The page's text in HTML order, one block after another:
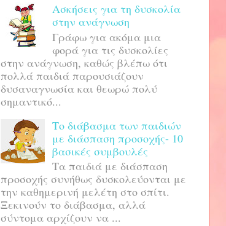
Ασκήσεις για τη δυσκολία
στην ανάγνωση
Γράφω για ακόμα μια
φορά για τις δυσκολίες
στην ανάγνωση, καθώς βλέπω ότι
πολλά παιδιά παρουσιάζουν
δυσαναγνωσία και θεωρώ πολύ
σημαντικό...
Το διάβασμα των παιδιών
με διάσπαση προσοχής- 10
βασικές συμβουλές
Τα παιδιά με διάσπαση
προσοχής συνήθως δυσκολεύονται με
την καθημερινή μελέτη στο σπίτι.
Ξεκινούν το διάβασμα, αλλά
σύντομα αρχίζουν να ...